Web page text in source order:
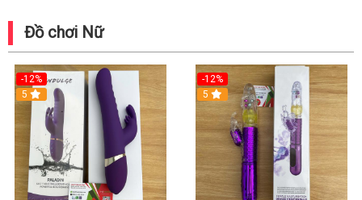
Đồ chơi Nữ
-12%
5
-12%
5